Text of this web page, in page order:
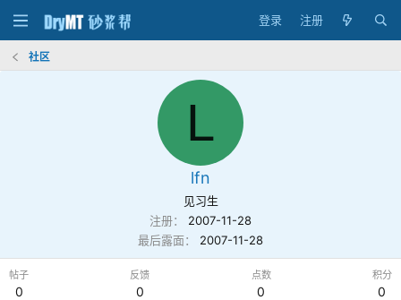
登录 注册
社区
L
lfn
见习生
注册
2007-11-28
最后露面
2007-11-28
帖子
0
反馈
0
点数
0
积分
0